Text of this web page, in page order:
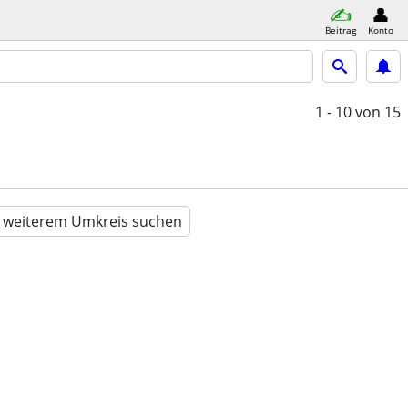
Beitrag Konto
1 - 10von 15
Umkreis suchen